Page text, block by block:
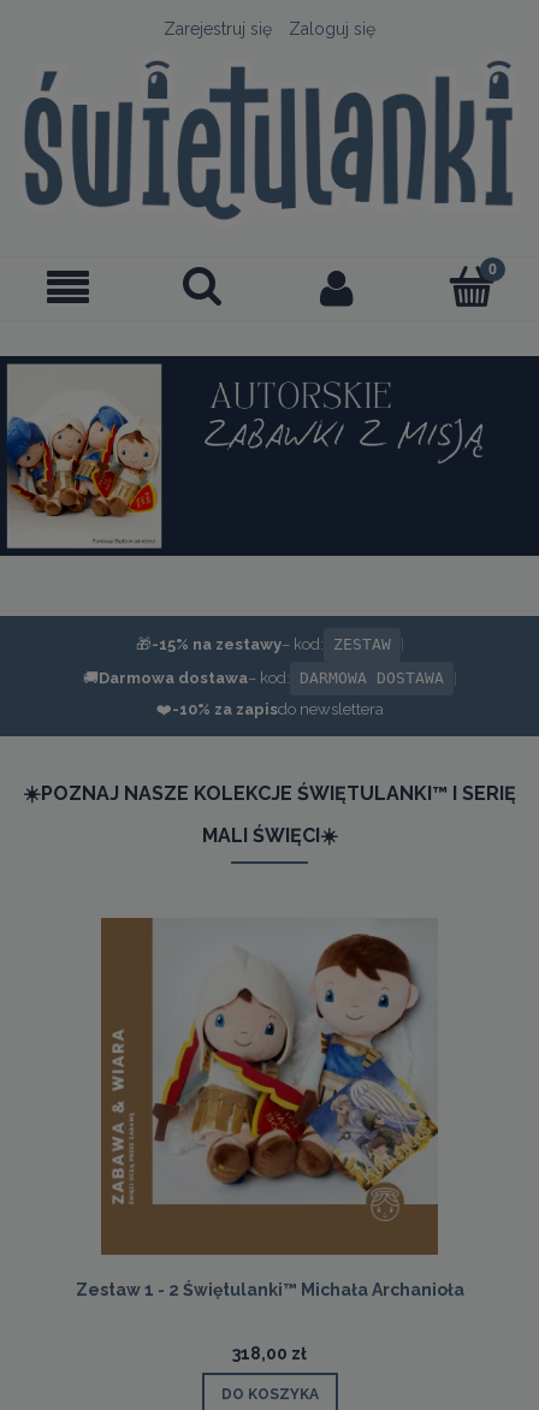
Zarejestruj się Zaloguj się
🎁-15% na zestawy– kod: ZESTAW
|
🚚Darmowa dostawa– kod: DARMOWA DOSTAWA
|
❤️-10% za zapisdo newslettera
☀️POZNAJ NASZE KOLEKCJE ŚWIĘTULANKI™ I SERIĘ
MALI ŚWIĘCI☀️
Zestaw 1 - 2 Świętulanki™ Michała Archanioła
318,00 zł
DO KOSZYKA